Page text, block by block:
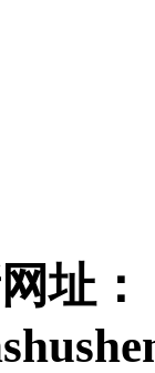
址：